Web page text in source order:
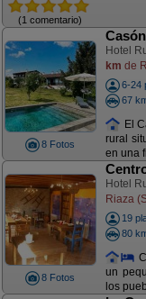
(1 comentario)
8 Fotos
Hotel
km de
6-24
67
El
rural
en una
8 Fotos
Hotel
Riaza
19
80
un
los